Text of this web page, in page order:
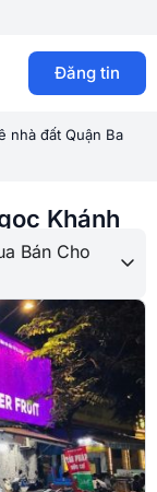
Đăng tin
nhà đất Quận Ba
Khánh
Bán Cho